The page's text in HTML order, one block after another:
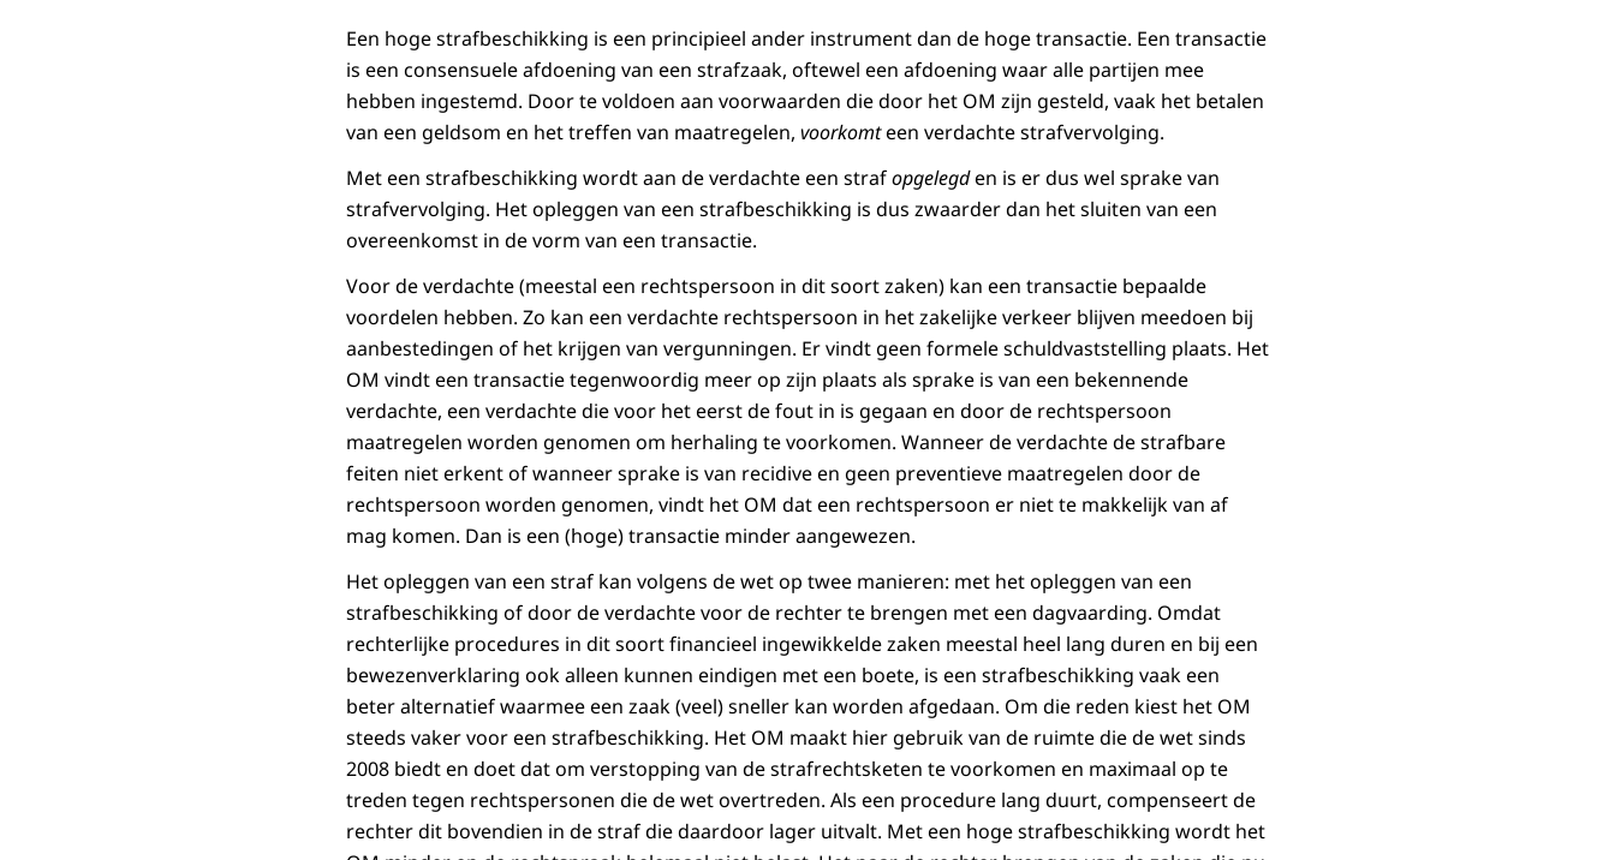
Een hoge strafbeschikking is een principieel ander instrument dan de hoge transactie. Een transactie
is een consensuele afdoening van een strafzaak, oftewel een afdoening waar alle partijen mee
hebben ingestemd. Door te voldoen aan voorwaarden die door het OM zijn gesteld, vaak het betalen
van een geldsom en het treffen van maatregelen, voorkomteen verdachte strafvervolging.
Met een strafbeschikking wordt aan de verdachte een strafopgelegden is er dus wel sprake van
strafvervolging. Het opleggen van een strafbeschikking is dus zwaarder dan het sluiten van een
overeenkomst in de vorm van een transactie.
Voor de verdachte (meestal een rechtspersoon in dit soort zaken) kan een transactie bepaalde
voordelen hebben. Zo kan een verdachte rechtspersoon in het zakelijke verkeer blijven meedoen bij
aanbestedingen of het krijgen van vergunningen. Er vindt geen formele schuldvaststelling plaats. Het
OM vindt een transactie tegenwoordig meer op zijn plaats als sprake is van een bekennende
verdachte, een verdachte die voor het eerst de fout in is gegaan en door de rechtspersoon
maatregelen worden genomen om herhaling te voorkomen. Wanneer de verdachte de strafbare
feiten niet erkent of wanneer sprake is van recidive en geen preventieve maatregelen door de
rechtspersoon worden genomen, vindt het OM dat een rechtspersoon er niet te makkelijk van af
mag komen. Dan is een (hoge) transactie minder aangewezen.
Het opleggen van een straf kan volgens de wet op twee manieren: met het opleggen van een
strafbeschikking of door de verdachte voor de rechter te brengen met een dagvaarding. Omdat
rechterlijke procedures in dit soort financieel ingewikkelde zaken meestal heel lang duren en bij een
bewezenverklaring ook alleen kunnen eindigen met een boete, is een strafbeschikking vaak een
beter alternatief waarmee een zaak (veel) sneller kan worden afgedaan. Om die reden kiest het OM
steeds vaker voor een strafbeschikking. Het OM maakt hier gebruik van de ruimte die de wet sinds
2008 biedt en doet dat om verstopping van de strafrechtsketen te voorkomen en maximaal op te
treden tegen rechtspersonen die de wet overtreden. Als een procedure lang duurt, compenseert de
rechter dit bovendien in de straf die daardoor lager uitvalt. Met een hoge strafbeschikking wordt het